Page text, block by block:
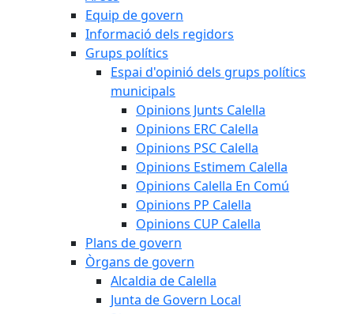
Equip de govern
Informació dels regidors
Grups polítics
Espai d'opinió dels grups polítics
municipals
Opinions Junts Calella
Opinions ERC Calella
Opinions PSC Calella
Opinions Estimem Calella
Opinions Calella En Comú
Opinions PP Calella
Opinions CUP Calella
Plans de govern
Òrgans de govern
Alcaldia de Calella
Junta de Govern Local